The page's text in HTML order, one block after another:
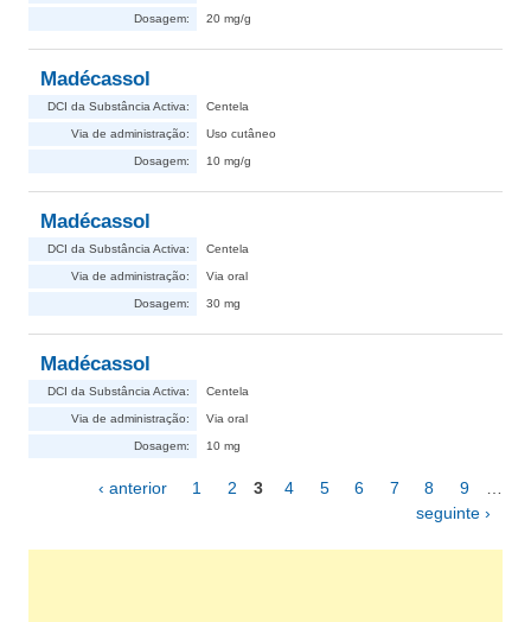
Dosagem: 20 mg/g
Madécassol
DCI da Substância Activa: Centela
Via de administração: Uso cutâneo
Dosagem: 10 mg/g
Madécassol
DCI da Substância Activa: Centela
Via de administração: Via oral
Dosagem: 30 mg
Madécassol
DCI da Substância Activa: Centela
Via de administração: Via oral
Dosagem: 10 mg
Páginas‹ anterior 1 2 3 4 5 6 7 8 9
seguinte ›